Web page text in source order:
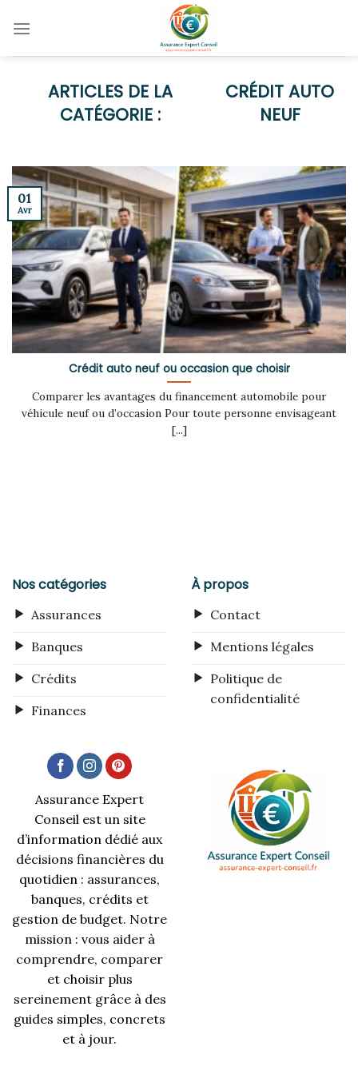
CRÉDIT AUTO
NEUF
Crédit auto neuf ou occasion que choisir
Comparer les avantages du financement automobile pour
véhicule neuf ou d’occasion Pour toute personne envisageant
[...]
01
Avr
Nos catégories
Assurances
Banques
Crédits
Finances
À propos
Contact
Mentions légales
Politique de
confidentialité
Assurance Expert
Conseil est un site
d’information dédié aux
décisions financières du
quotidien : assurances,
banques, crédits et
gestion de budget. Notre
mission : vous aider à
comprendre, comparer
et choisir plus
sereinement grâce à des
guides simples, concrets
et à jour.